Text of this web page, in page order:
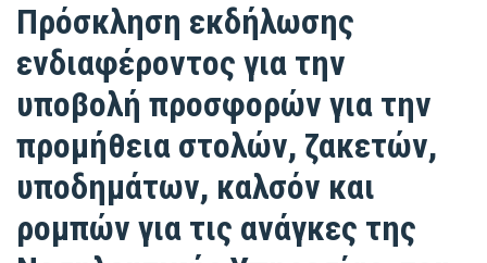
Πρόσκληση εκδήλωσης
ενδιαφέροντος για την
υποβολή προσφορών για την
προμήθεια στολών, ζακετών,
υποδημάτων, καλσόν και
ρομπών για τις ανάγκες της